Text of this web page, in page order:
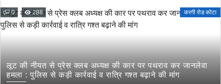
0 288 करगी रोड कोटा
लूट की नीयत से प्रेस क्लब अध्यक्ष की कार पर पथराव कर जानलेवा
हमला : पुलिस से कड़ी कार्रवाई व रात्रि गश्त बढ़ाने की मांग